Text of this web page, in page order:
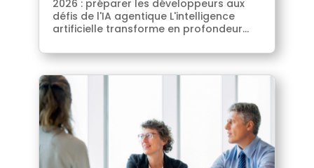
2026 : préparer les développeurs aux
défis de l'IA agentique L'intelligence
artificielle transforme en profondeur...